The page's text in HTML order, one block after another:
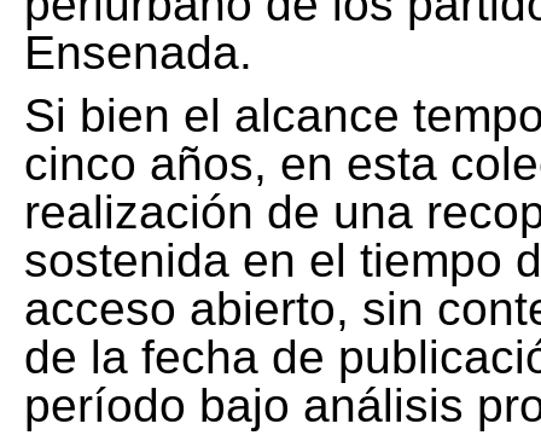
Ensenada.
Si bien el alcance
cinco años, en esta
realización de una
sostenida en el tiempo
acceso abierto, sin
de la fecha de
período bajo análisis